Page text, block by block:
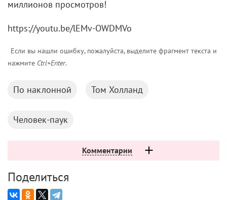
миллионов просмотров!
https://youtu.be/lEMv-OWDMVo
Если вы нашли ошибку, пожалуйста, выделите фрагмент текста и
нажмите Ctrl+Enter.
По наклонной Том Холланд
Человек-паук
Комментарии
Поделиться